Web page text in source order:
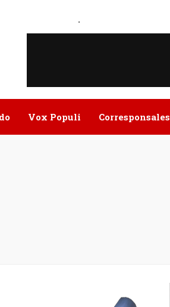
.
Vox Populi Corresponsales